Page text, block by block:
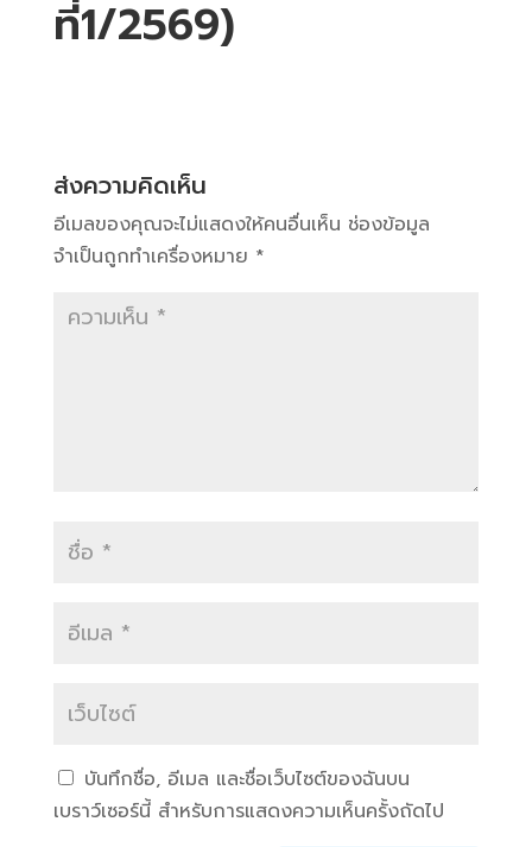
ที่1/2569)
ส่งความคิดเห็น
อีเมลของคุณจะไม่แสดงให้คนอื่นเห็น ช่องข้อมูล
จำเป็นถูกทำเครื่องหมาย *
บันทึกชื่อ, อีเมล และชื่อเว็บไซต์ของฉันบน
เบราว์เซอร์นี้ สำหรับการแสดงความเห็นครั้งถัดไป